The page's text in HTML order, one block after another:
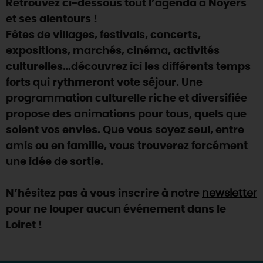
TOUTES LES ACTIVITÉS
Visitesgourmandeset créatives
Vins etvignobles
Chic,une aire de pique-nique
Par ici les guinguettes
Que rapporter du Loiret ?
La Route desMétiers d'Art
TOUT L'ART DE VIVRE
Des vacances auprès des animaux 🐎
(re)Découvrir les coulisses de la Faïencerie de
Gien !
Expérimenterles parcours Baludik 🕵️
Une saison de festivals 🎉
Rendez-vous de la nature en 2026
Des sorties en famille dans le Loiret !
Programme des animations "Loiret au fil de l'eau"
Où sortir ?
SE REPÉRER,SE DÉPLACER
INFOS &SERVICES
RÉSERVER MAINTENANT
Retrouvez ci-dessous tout l’agenda à Noyers
et ses alentours !
Fêtes de villages, festivals, concerts,
expositions, marchés, cinéma, activités
culturelles…découvrez ici les différents temps
forts qui rythmeront vote séjour. Une
programmation culturelle riche et diversifiée
propose des animations pour tous, quels que
soient vos envies. Que vous soyez seul, entre
amis ou en famille, vous trouverez forcément
une idée de sortie.
N’hésitez pas à vous inscrire à notre newsletter
pour ne louper aucun événement dans le
Loiret !